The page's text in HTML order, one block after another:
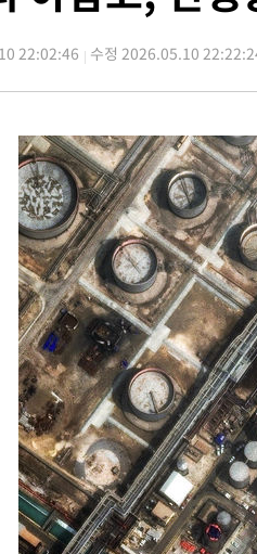
] 노원서 40.1도 관측…서울, 2018년 이
]종합특검, '계엄 수용공간 확보' 신용
간 압수수색에 성접대 파문까지…'쑥대
]규제합리화위원회 부위원장에 김태
이강인, 폭염 속 AT마드리드 첫 훈련
미 사업체 일자리, 7월에 2.3만개 순감하
[속보] 미 사업체, 일자리 7월에 2.3만
[속보]이 대통령 "부동산 공급 기존 사고
이란, "오만과 '중앙 단일 루트' 합의…북
기온 소폭 하락"…수도권 폭염중대경보,
]이 대통령, '호우피해' 안동·의성 관할
]중수청 지원 검사들, 정원 초과 시 낮
고 37도 찜통더위…곳곳 소나기·강원
이닉스, 용인·청주 팹에 54조 투자
배구 이재영·이다영 자매, 아제르바이
인 심판 성 접대 7경기 들여다보니…한
22:02:46 수정 2026.05.10